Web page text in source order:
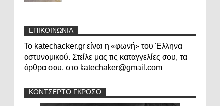
ΕΠΙΚΟΙΝΩΝΙΑ
Το katechacker.gr είναι η «φωνή» του Έλληνα
αστυνομικού. Στείλε μας τις καταγγελίες σου, τα
άρθρα σου, στο katechaker@gmail.com
ΚΟΝΤΣΕΡΤΟ ΓΚΡΟΣΟ